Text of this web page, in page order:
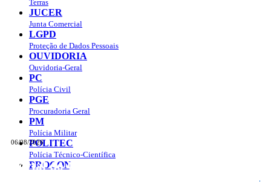
06/08/2026
Portal do Governo do
Terras
JUCER
Junta Comercial
LGPD
Proteção de Dados Pessoais
OUVIDORIA
Ouvidoria-Geral
PC
Polícia Civil
PGE
Procuradoria Geral
PM
Polícia Militar
POLITEC
Polícia Técnico-Científica
PROCON